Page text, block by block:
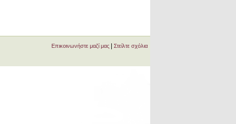
Επικοινωνήστε μαζί μας Στείλτε σχόλια